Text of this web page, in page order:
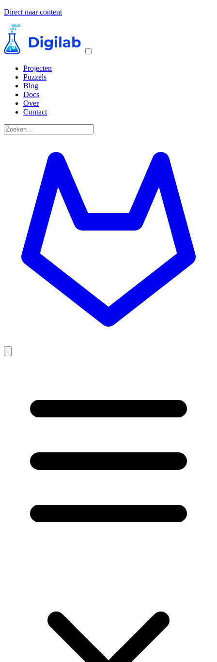
Direct naar content
Projecten
Puzzels
Blog
Docs
Over
Contact